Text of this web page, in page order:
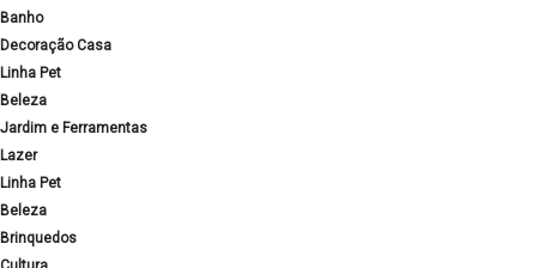
Banho
Decoração Casa
Linha Pet
Beleza
Jardim e Ferramentas
Lazer
Linha Pet
Beleza
Brinquedos